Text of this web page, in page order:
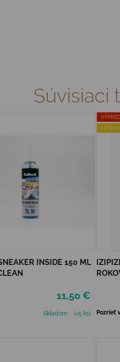
Súvisiaci
INSIDE 150 ML
11,50 €
Skladom
(>5 ks)
LETO
Pozrieť